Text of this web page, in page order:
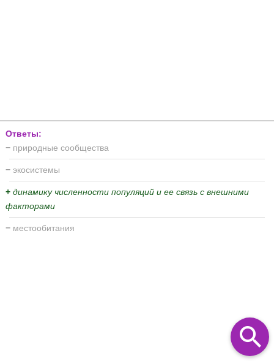
Ответы:
− природные сообщества
− экосистемы
+ динамику численности популяций и ее связь с внешними
факторами
− местообитания